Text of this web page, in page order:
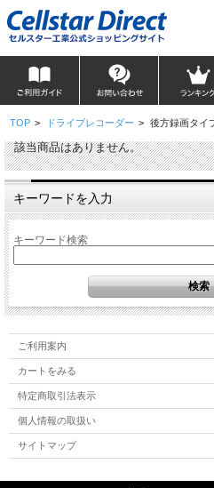
TOP > ドライブレコーダー > 後方録画タイ
該当商品はありません。
キーワードを入力
キーワード検索
ご利用案内
カートをみる
特定商取引法表示
個人情報の取扱い
サイトマップ